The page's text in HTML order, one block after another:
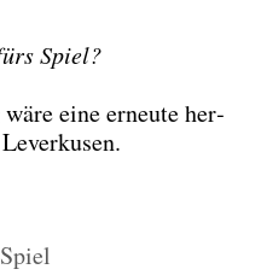
Spiel?
eine erneu­te her­